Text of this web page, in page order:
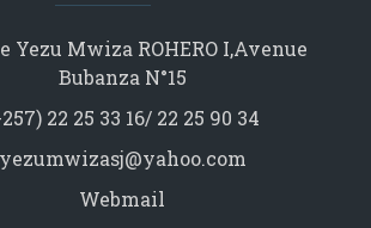
Yezu Mwiza ROHERO I,Avenue
Bubanza N°15
22 25 33 16/ 22 25 90 34
yezumwizasj@yahoo.com
Webmail